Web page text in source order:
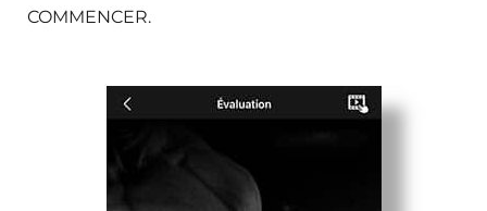
COMMENCER.